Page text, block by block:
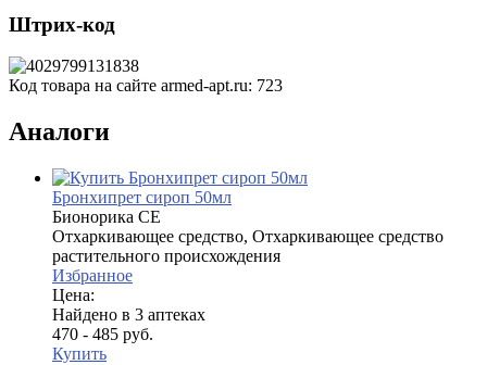
Штрих-код
Код товара на сайте armed-apt.ru: 723
Аналоги
Бронхипрет сироп 50мл
Бионорика СЕ
Отхаркивающее средство, Отхаркивающее средство
растительного происхождения
Избранное
Цена:
Найдено в 3 аптеках
470 - 485 руб.
Купить